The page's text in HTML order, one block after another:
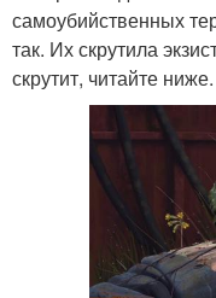
самоубийственных
так. Их скрутила
скрутит, читайте ниже.